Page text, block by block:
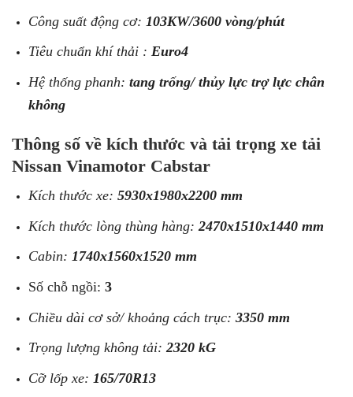
Công suất động cơ: 103KW/3600 vòng/phút
Tiêu chuẩn khí thải : Euro4
Hệ thống phanh: tang trống/ thủy lực trợ lực chân
không
Thông số về kích thước và tải trọng xe tải
Nissan Vinamotor Cabstar
Kích thước xe: 5930x1980x2200 mm
Kích thước lòng thùng hàng: 2470x1510x1440 mm
Cabin: 1740x1560x1520 mm
Số chỗ ngồi: 3
Chiều dài cơ sở/ khoảng cách trục: 3350 mm
Trọng lượng không tải:2320 kG
Cỡ lốp xe: 165/70R13